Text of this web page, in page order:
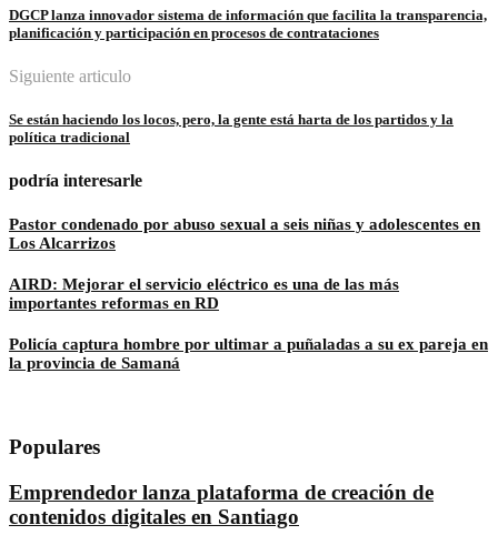
DGCP lanza innovador sistema de información que facilita la transparencia,
planificación y participación en procesos de contrataciones
Siguiente articulo
Se están haciendo los locos, pero, la gente está harta de los partidos y la
política tradicional
podría interesarle
Pastor condenado por abuso sexual a seis niñas y adolescentes en
Los Alcarrizos
AIRD: Mejorar el servicio eléctrico es una de las más
importantes reformas en RD
Policía captura hombre por ultimar a puñaladas a su ex pareja en
la provincia de Samaná
Populares
Emprendedor lanza plataforma de creación de
contenidos digitales en Santiago